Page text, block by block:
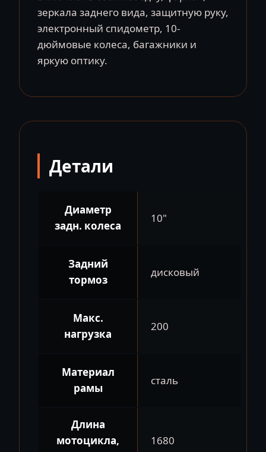
зеркала заднего вида, защитную руку,
электронный спидометр, 10-
дюймовые колеса, багажники и
яркую оптику.
Детали
Диаметр
задн. колеса
10"
Задний
тормоз
дисковый
Макс.
нагрузка
200
Материал
рамы
сталь
Длина
мотоцикла,
1680